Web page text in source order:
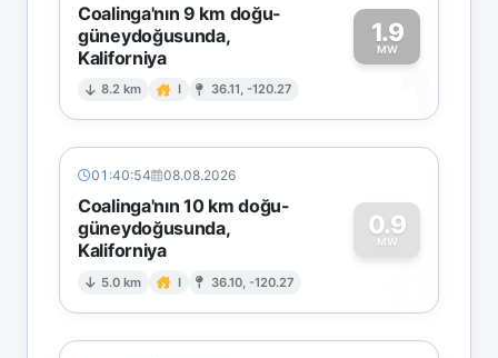
Coalinga'nın 9 km doğu-
güneydoğusunda,
Kaliforniya
8.2 km I 36.11, -120.27
1.9
MW
1
01:40:54 08.08.2026
Coalinga'nın 10 km doğu-
güneydoğusunda,
Kaliforniya
5.0 km I 36.10, -120.27
0.9
MW
0